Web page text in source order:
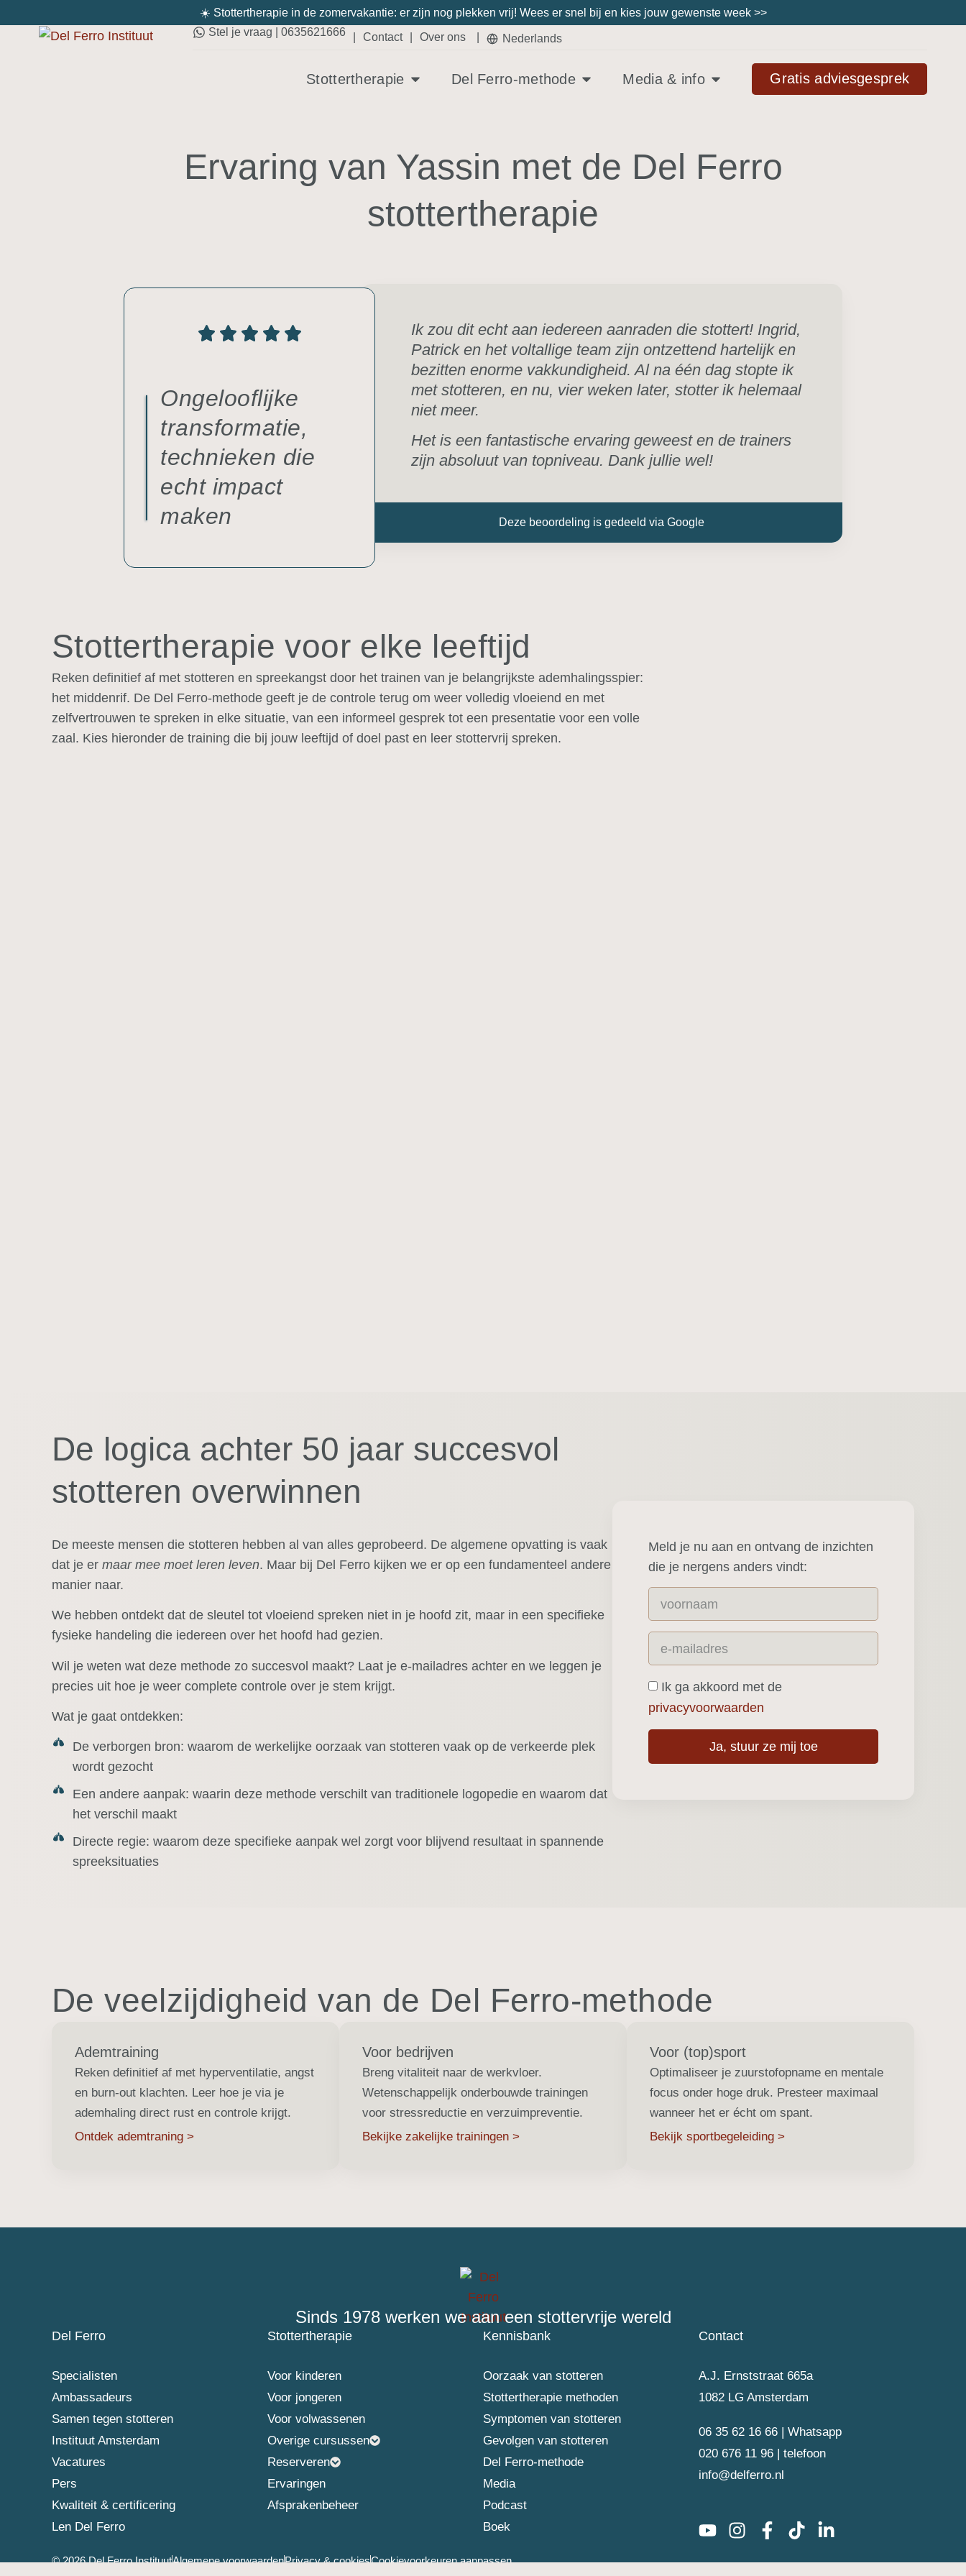
☀️ Stottertherapie in de zomervakantie: er zijn nog plekken vrij! Wees er snel bij en kies jouw gewenste week >>
Stel je vraag | 0635621666
Contact Over ons Nederlands
Stottertherapie Del Ferro-methode Media & info Gratis adviesgesprek
Ervaring van Yassin met de Del Ferro
stottertherapie
Ongelooflijke
transformatie,
technieken die
echt impact
maken
Ik zou dit echt aan iedereen aanraden die stottert! Ingrid,
Patrick en het voltallige team zijn ontzettend hartelijk en
bezitten enorme vakkundigheid. Al na één dag stopte ik
met stotteren, en nu, vier weken later, stotter ik helemaal
niet meer.
Het is een fantastische ervaring geweest en de trainers
zijn absoluut van topniveau. Dank jullie wel!
Deze beoordeling is gedeeld via Google
Stottertherapie voor elke leeftijd
Reken definitief af met stotteren en spreekangst door het trainen van je belangrijkste ademhalingsspier:
het middenrif. De Del Ferro-methode geeft je de controle terug om weer volledig vloeiend en met
zelfvertrouwen te spreken in elke situatie, van een informeel gesprek tot een presentatie voor een volle
zaal. Kies hieronder de training die bij jouw leeftijd of doel past en leer stottervrij spreken.
De logica achter 50 jaar succesvol
stotteren overwinnen
De meeste mensen die stotteren hebben al van alles geprobeerd. De algemene opvatting is vaak
dat je er maar mee moet leren leven. Maar bij Del Ferro kijken we er op een fundamenteel andere
manier naar.
We hebben ontdekt dat de sleutel tot vloeiend spreken niet in je hoofd zit, maar in een specifieke
fysieke handeling die iedereen over het hoofd had gezien.
Wil je weten wat deze methode zo succesvol maakt? Laat je e-mailadres achter en we leggen je
precies uit hoe je weer complete controle over je stem krijgt.
Wat je gaat ontdekken:
De verborgen bron: waarom de werkelijke oorzaak van stotteren vaak op de verkeerde plek
wordt gezocht
Een andere aanpak: waarin deze methode verschilt van traditionele logopedie en waarom dat
het verschil maakt
Directe regie: waarom deze specifieke aanpak wel zorgt voor blijvend resultaat in spannende
spreeksituaties
Meld je nu aan en ontvang de inzichten
die je nergens anders vindt:
Ik ga akkoord met de
privacyvoorwaarden
Ja, stuur ze mij toe
De veelzijdigheid van de Del Ferro-methode
Ademtraining
Reken definitief af met hyperventilatie, angst
en burn-out klachten. Leer hoe je via je
ademhaling direct rust en controle krijgt.
Ontdek ademtraning >
Voor bedrijven
Breng vitaliteit naar de werkvloer.
Wetenschappelijk onderbouwde trainingen
voor stressreductie en verzuimpreventie.
Bekijke zakelijke trainingen >
Voor (top)sport
Optimaliseer je zuurstofopname en mentale
focus onder hoge druk. Presteer maximaal
wanneer het er écht om spant.
Bekijk sportbegeleiding >
Sinds 1978 werken we aan een stottervrije wereld
Del Ferro
Specialisten
Ambassadeurs
Samen tegen stotteren
Instituut Amsterdam
Vacatures
Pers
Kwaliteit & certificering
Len Del Ferro
Stottertherapie
Voor kinderen
Voor jongeren
Voor volwassenen
Overige cursussen
Reserveren
Ervaringen
Afsprakenbeheer
Kennisbank
Oorzaak van stotteren
Stottertherapie methoden
Symptomen van stotteren
Gevolgen van stotteren
Del Ferro-methode
Media
Podcast
Boek
Contact
A.J. Ernststraat 665a
1082 LG Amsterdam
06 35 62 16 66 | Whatsapp
020 676 11 96 | telefoon
info@delferro.nl
© 2026 Del Ferro InstituutAlgemene voorwaardenPrivacy & cookiesCookievoorkeuren aanpassen